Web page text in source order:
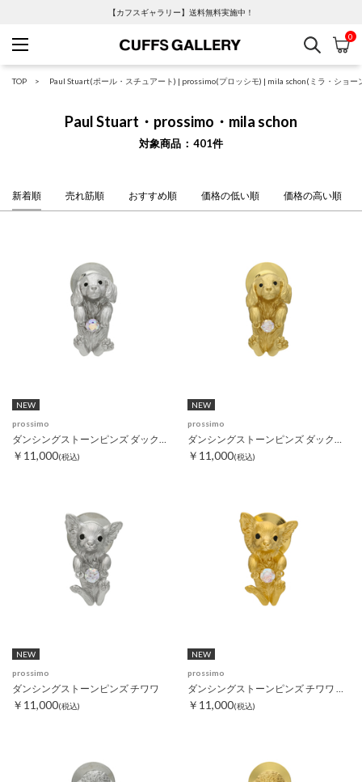
【カフスギャラリー】送料無料実施中！
Cuffs Gallery
検索 カ
0
TOP Paul Stuart(ポール・スチュアート) | prossimo(プロッシモ) | mila schon(ミラ・ショー
Paul Stuart・prossimo・mila schon
対象商品 401件
新着順 売れ筋順 おすすめ順 価格の低い順 価格の高い順
NEW
prossimo
￥11,000(税込)
NEW
prossimo
￥11,000(税込)
NEW
prossimo
ダンシングストーンピンズ チワワ
￥11,000(税込)
NEW
prossimo
ダンシングストーンピンズ チワワ ゴールド
￥11,000(税込)